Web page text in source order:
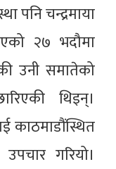
पनि चन्द्रमाया
२७ भदौमा
उनी समातेको
थिइन्।
काठमाडौंस्थित
गरियो।